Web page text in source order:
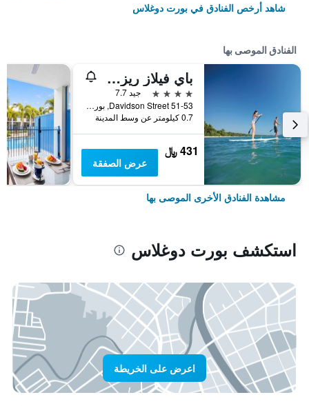
شاهد أرخص الفنادق في بورت دوغلاس
الفنادق الموصى بها
باي فيلاز ريزورت
4 نجوم
جيد 7.7
51-53 Davidson Street, بورت دوغلاس, QLD, أستراليا
0.7 كيلومتر عن وسط المدينة
431 ﷼
عرض الصفقة
مشاهدة الفنادق الأخرى الموصى بها
استكشف بورت دوغلاس
اعرض على الخريطة